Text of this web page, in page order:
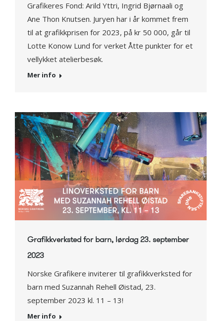
Grafikeres Fond: Arild Yttri, Ingrid Bjørnaali og
Ane Thon Knutsen. Juryen har i år kommet frem
til at grafikkprisen for 2023, på kr 50 000, går til
Lotte Konow Lund for verket Åtte punkter for et
vellykket atelierbesøk.
Mer info
Grafikkverksted for barn, lørdag 23. september
2023
Norske Grafikere inviterer til grafikkverksted for
barn med Suzannah Rehell Øistad, 23.
september 2023 kl. 11 – 13!
Mer info